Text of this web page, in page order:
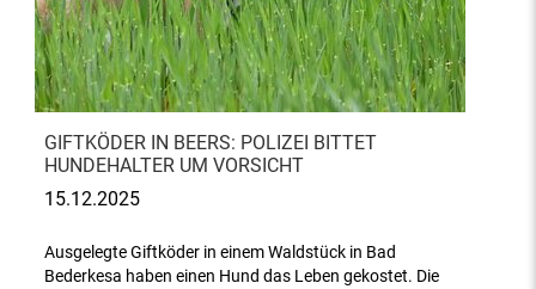
GIFTKÖDER IN BEERS: POLIZEI BITTET
HUNDEHALTER UM VORSICHT
15.12.2025
Ausgelegte Giftköder in einem Waldstück in Bad
Bederkesa haben einen Hund das Leben gekostet. Die